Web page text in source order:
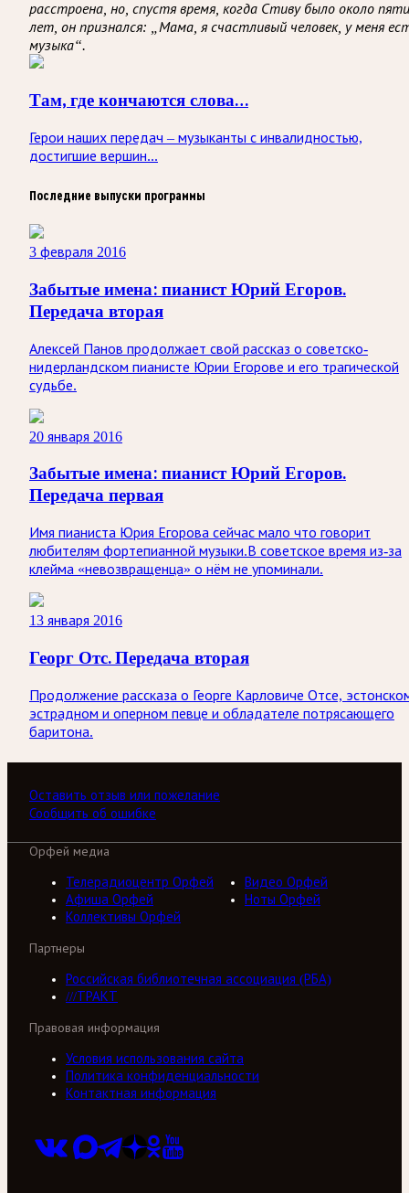
расстроена, но, спустя время, когда Стиву было около пяти
лет, он признался: „Мама, я счастливый человек, у меня
музыка“.
Там, где кончаются слова…
Герои наших передач – музыканты с инвалидностью,
достигшие вершин...
Последние выпуски программы
3 февраля 2016
Забытые имена: пианист Юрий Егоров.
Передача вторая
Алексей Панов продолжает свой рассказ о советско-
нидерландском пианисте Юрии Егорове и его трагической
судьбе.
20 января 2016
Забытые имена: пианист Юрий Егоров.
Передача первая
Имя пианиста Юрия Егорова сейчас мало что говорит
любителям фортепианной музыки.В советское время из-за
клейма «невозвращенца» о нём не упоминали.
13 января 2016
Георг Отс. Передача вторая
Продолжение рассказа о Георге Карловиче Отсе,
эстрадном и оперном певце и обладателе потрясающего
баритона.
Оставить отзыв или пожелание
Сообщить об ошибке
Орфей медиа
Телерадиоцентр Орфей
Видео Орфей
Афиша Орфей
Ноты Орфей
Коллективы Орфей
Партнеры
Российская библиотечная ассоциация (РБА)
///ТРАКТ
Правовая информация
Условия использования сайта
Политика конфиденциальности
Контактная информация